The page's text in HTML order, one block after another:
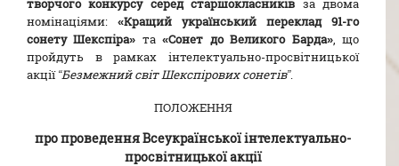
творчого конкурсу серед старшокласників за двома
номінаціями: «Кращий український переклад 91-го
сонету Шекспіра» та«Сонет до Великого Барда», що
пройдуть в рамках інтелектуально-просвітницької
акції“Безмежний світ Шекспірових сонетів”.
ПОЛОЖЕННЯ
про проведення Всеукраїнської інтелектуально-
просвітницької акції